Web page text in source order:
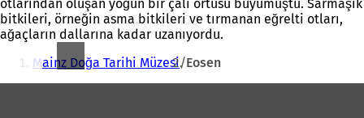
otlarından oluşan yoğun bir çalı örtüsü büyümüştü. Sarmaşık
bitkileri, örneğin asma bitkileri ve tırmanan eğrelti otları,
ağaçların dallarına kadar uzanıyordu.
Buradasınız:
Mainz Doğa Tarihi Müzesi Eosen